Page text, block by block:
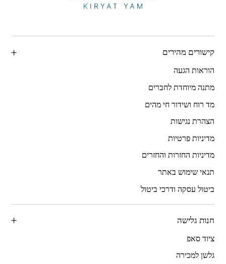
קישורים מהירים
הוראות הגעה
מתנה מיוחדת לחברים
מד רוח ושידור חי מהים
הצהרת נגישות
מדיניות פרטיות
מדיניות החזרות והחזרים
תנאי שימוש באתר
ביטול עסקה ודרכי ביטול
חנות גלישה
ציוד סאפ
גלשן למכירה